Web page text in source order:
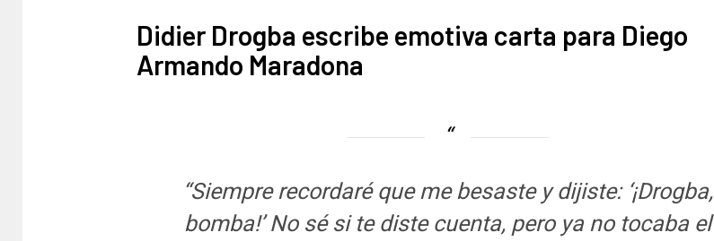
Didier Drogba escribe emotiva carta para Diego
Armando Maradona
“Siempre recordaré que me besaste y dijiste: ‘¡Drogba,
bomba!’ No sé si te diste cuenta, pero ya no tocaba el